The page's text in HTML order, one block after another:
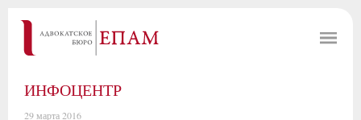
ИНФОЦЕНТР
29 марта 2016